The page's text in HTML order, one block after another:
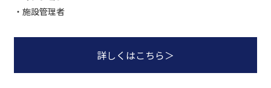
・施設管理者
詳しくはこちら＞